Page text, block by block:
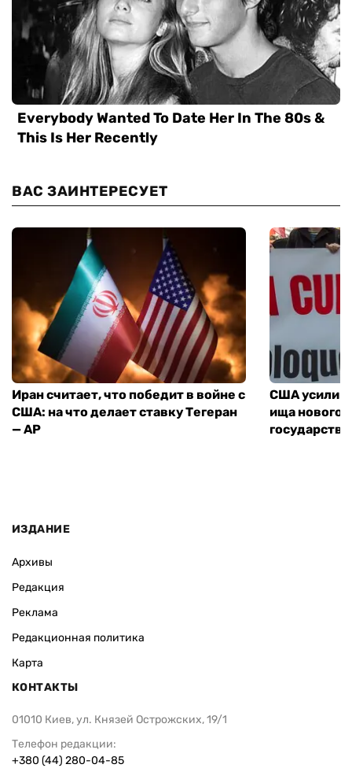
ВАС ЗАИНТЕРЕСУЕТ
Иран считает, что победит в войне с
США: на что делает ставку Тегеран
— AP
США
ища нового
ИЗДАНИЕ
Архивы
Редакция
Реклама
Редакционная политика
Карта
КОНТАКТЫ
01010 Киев, ул. Князей Острожских, 19/1
Телефон редакции:
+380 (44) 280-04-85